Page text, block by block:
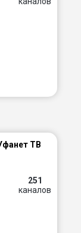
ТВ
251
каналов